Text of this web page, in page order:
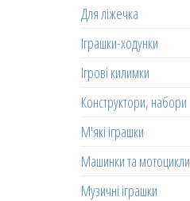
Для ліжечка
Іграшки-ходунки
Ігрові килимки
Конструктори, набори
М'які іграшки
Машинки та мотоцикли
Музичні іграшки